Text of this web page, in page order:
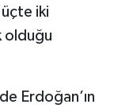
iki
olduğu
Erdoğan’ın